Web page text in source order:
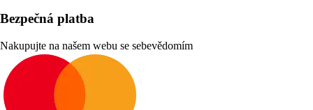
Bezpečná platba
Nakupujte na našem webu se sebevědomím